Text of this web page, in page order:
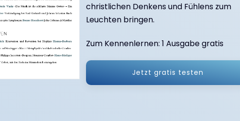
christlichen Denkens und Fühlens zum
Leuchten bringen.
Zum Kennenlernen: 1 Ausgabe gratis
Jetzt gratis testen